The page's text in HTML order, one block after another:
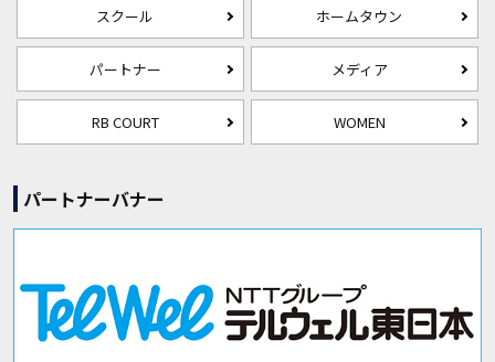
スクール ホームタウン
パートナー メディア
RB COURT WOMEN
パートナーバナー